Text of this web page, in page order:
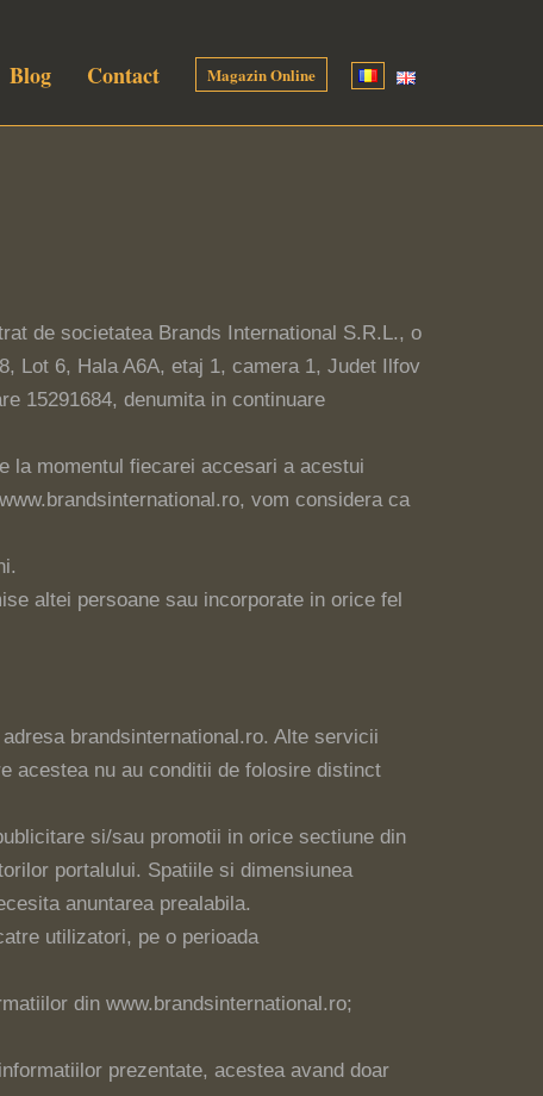
Blog Contact Magazin Online
de societatea Brands International S.R.L., o
Lot 6, Hala A6A, etaj 1, camera 1, Judet Ilfov
15291684, denumita in continuare
la momentul fiecarei accesari a acestui
vom considera ca
altei persoane sau incorporate in orice fel
brandsinternational.ro. Alte servicii
acestea nu au conditii de folosire distinct
si/sau promotii in orice sectiune din
portalului. Spatiile si dimensiunea
anuntarea prealabila.
utilizatori, pe o perioada
din www.brandsinternational.ro;
prezentate, acestea avand doar